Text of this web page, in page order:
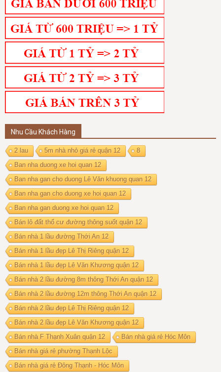
Nhu Cầu Khách Hàng
2 lau 5m nhà nhỏ giá rẻ quận 12
8
Ban nha duong xe hoi quan 12
Ban nha gan cho duong Lê Văn khuong quan 12
Ban nha gan cho duong xe hoi quan 12
Ban nha gan duong xe hoi quan 12
Bán lô đất thổ cư đường thông suốt quận 12
Bán nhà 1 lầu đường Thới An 12
Bán nhà 1 lầu đẹp Lê Thị Riêng quận 12
Bán nhà 1 lầu đẹp Lê Văn Khương quận 12
Bán nhà 2 lầu đường 8m thông Thới An quận 12
Bán nhà 2 lầu đường 12m thông Thới An quận 12
Bán nhà 2 lầu đẹp Lê Thị Riêng quận 12
Bán nhà 2 lầu đẹp Lê Văn Khương quận 12
Bán nhà F Thạnh Xuân quận 12
Bán nhà giá rẻ Hóc Môn
Bán nhà giá rẻ phường Thạnh Lộc
Bán nhà giá rẻ Đông Thạnh - Hóc Môn